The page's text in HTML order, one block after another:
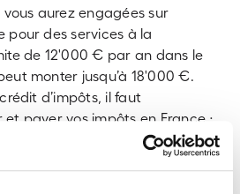
vous aurez engagées sur
pour des services à la
de 12'000 € par an dans le
monter jusqu’à 18'000 €.
d’impôts, il faut
payer vos impôts en France ;
service à la personne aient
s’agisse de votre résidence